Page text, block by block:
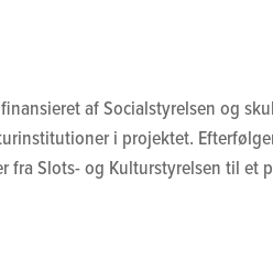
af Socialstyrelsen og
i projektet.
fra Slots- og Kulturstyrelsen til et